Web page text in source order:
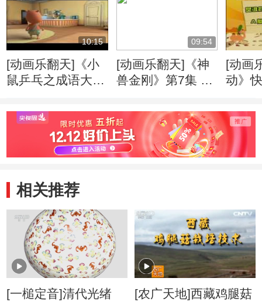
10:15
[动画乐翻天]《小
鼠乒乓之成语大
花明
09:54
[动画乐翻天]《神
兽金刚》第7集 地
[动画
动》
相关推荐
[一槌定音]清代光绪
[农广天地]西藏鸡腿菇